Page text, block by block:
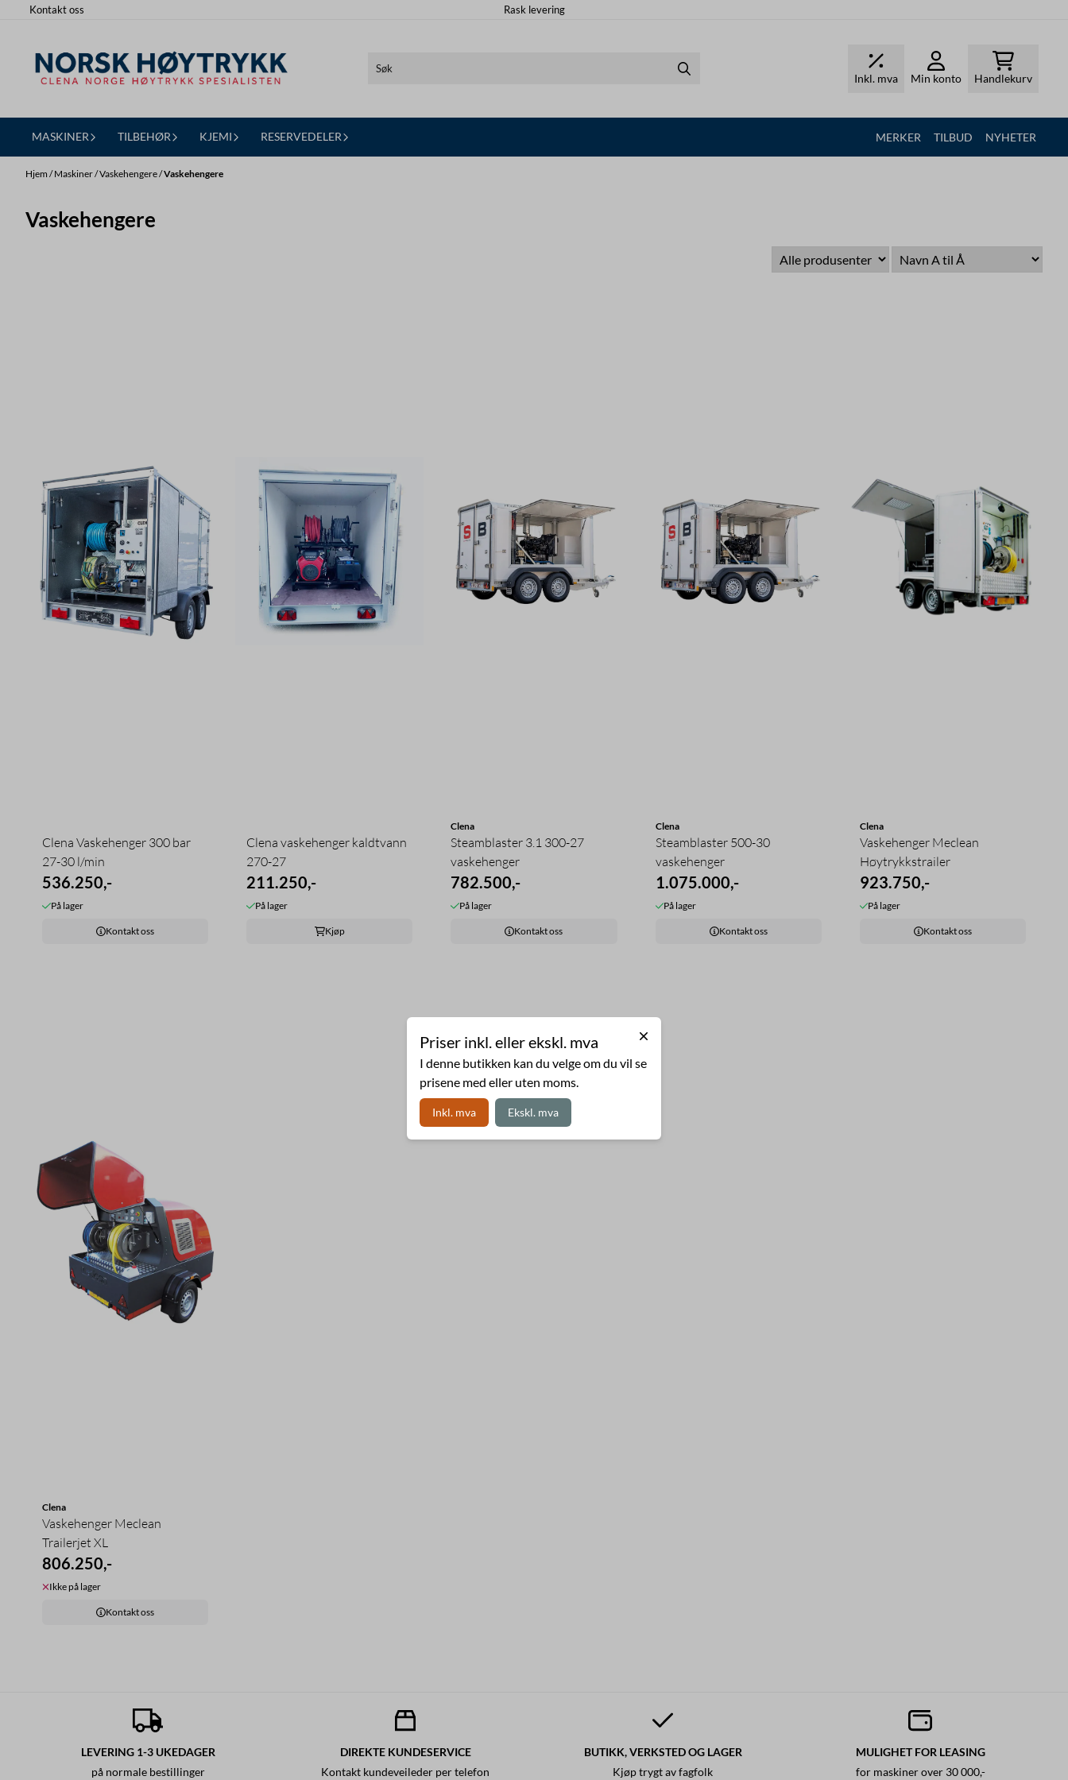
Hopp til innhold
Kontakt oss Rask levering
Inkl. mva Min konto Handlekurv
MASKINER TILBEHØR KJEMI RESERVEDELER MERKER TILBUD NYHETER
Hjem /Maskiner/Vaskehengere/Vaskehengere
Vaskehengere
Clena Vaskehenger 300 bar
27-30 l/min
536.250,-
På lager
Kontakt oss
Clena vaskehenger kaldtvann
270-27
211.250,-
På lager
Kjøp
Clena
Steamblaster 3.1 300-27
vaskehenger
782.500,-
På lager
Kontakt oss
Clena
Steamblaster 500-30
vaskehenger
1.075.000,-
På lager
Kontakt oss
Clena
Vaskehenger Meclean
Høytrykkstrailer
923.750,-
På lager
Kontakt oss
Clena
Vaskehenger Meclean
Trailerjet XL
806.250,-
Ikke på lager
Kontakt oss
LEVERING 1-3 UKEDAGER
på normale bestillinger
DIREKTE KUNDESERVICE
Kontakt kundeveileder per telefon
BUTIKK, VERKSTED OG LAGER
Kjøp trygt av fagfolk
MULIGHET FOR LEASING
for maskiner over 30 000,-
Priser inkl. eller ekskl. mva
I denne butikken kan du velge om du vil se
prisene med eller uten moms.
Inkl. mva Ekskl. mva